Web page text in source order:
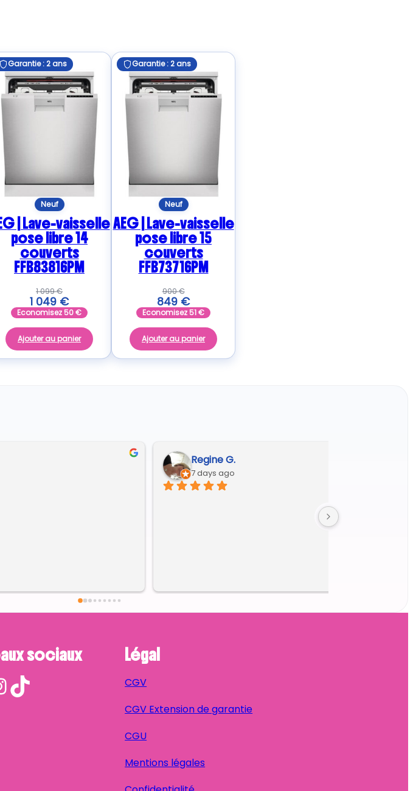
Garantie : 2 ans
Neuf
| Lave-vaisselle
pose libre 14
couverts
FFB83816PM
1 099€
1 049 €
Economisez50€
Ajouter au panier
Garantie : 2 ans
Neuf
AEG | Lave-vaisselle
pose libre 15
couverts
FFB73716PM
900€
849 €
Economisez51€
Ajouter au panier
Franck-alves@wanadoo.fr A.
9 days ago
sociaux
TikTok
Légal
CGV
CGV Extension de garantie
CGU
Mentions légales